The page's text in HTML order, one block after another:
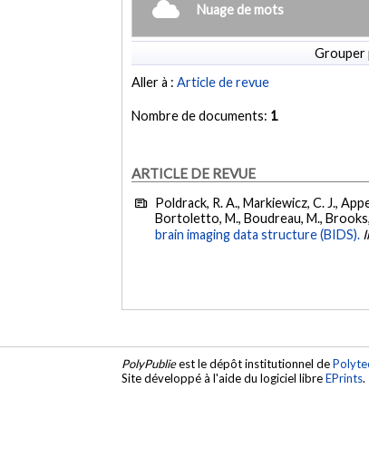
Nuage de mots
Grouper
Aller à :Article de revue
Nombre de documents: 1
ARTICLE DE REVUE
Poldrack, R. A., Markiewicz, C. J.,
Bortoletto, M., Boudreau, M., Brooks,
brain imaging data structure (BIDS).
PolyPublieest le dépôt institutionnel de
Site développé à l'aide du logiciel libreEPrints.